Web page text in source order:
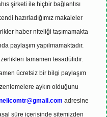
şirketi ile hiçbir bağlantısı
hazırladığımız makaleler
haber niteliği taşımamakta
paylaşım yapılmamaktadır.
tamamen tesadüfidir.
ücretsiz bir bilgi paylaşım
aykırı olduğunu
adresine
süre içerisinde sitemizden